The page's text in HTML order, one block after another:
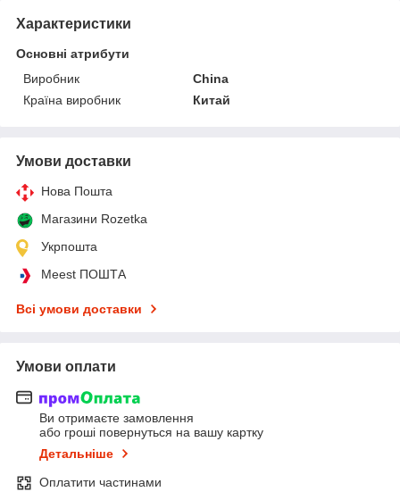
Характеристики
Основні атрибути
Виробник
China
Країна виробник
Китай
Умови доставки
Нова Пошта
Магазини Rozetka
Укрпошта
Meest ПОШТА
Всі умови доставки
Умови оплати
Ви отримаєте замовлення
або гроші повернуться на вашу картку
Детальніше
Оплатити частинами